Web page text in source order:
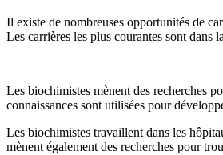
Il existe de nombreuses opportunités de
Les carrières les plus courantes sont dans
Les biochimistes mènent des recherches
connaissances sont utilisées pour
Les biochimistes travaillent dans les
mènent également des recherches pour